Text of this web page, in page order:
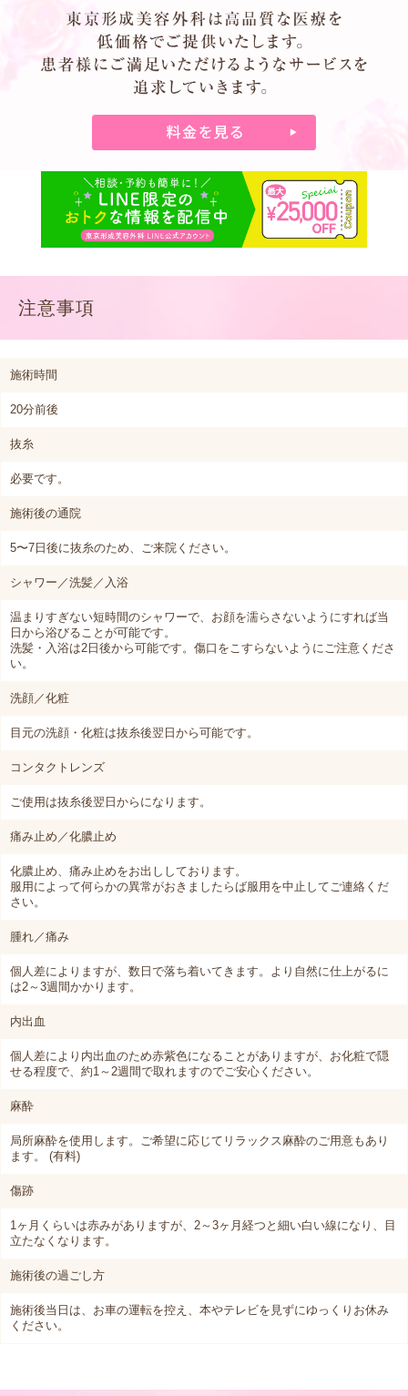
注意事項
施術時間
20分前後
抜糸
必要です。
施術後の通院
5〜7日後に抜糸のため、ご来院ください。
シャワー／洗髪／入浴
温まりすぎない短時間のシャワーで、お顔を濡らさないようにすれば当
日から浴びることが可能です。
洗髪・入浴は2日後から可能です。傷口をこすらないようにご注意くださ
い。
洗顔／化粧
目元の洗顔・化粧は抜糸後翌日から可能です。
コンタクトレンズ
ご使用は抜糸後翌日からになります。
痛み止め／化膿止め
化膿止め、痛み止めをお出ししております。
服用によって何らかの異常がおきましたらば服用を中止してご連絡くだ
さい。
腫れ／痛み
個人差によりますが、数日で落ち着いてきます。より自然に仕上がるに
は2～3週間かかります。
内出血
個人差により内出血のため赤紫色になることがありますが、お化粧で隠
せる程度で、約1～2週間で取れますのでご安心ください。
麻酔
局所麻酔を使用します。ご希望に応じてリラックス麻酔のご用意もあり
ます。 (有料)
傷跡
1ヶ月くらいは赤みがありますが、2～3ヶ月経つと細い白い線になり、目
立たなくなります。
施術後の過ごし方
施術後当日は、お車の運転を控え、本やテレビを見ずにゆっくりお休み
ください。